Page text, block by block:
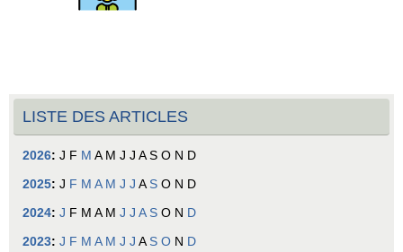
LISTE DES ARTICLES
2026: J F M A M J J A S O N D
2025: J F M A M J J A S O N D
2024: J F M A M J J A S O N D
2023: J F M A M J J A S O N D